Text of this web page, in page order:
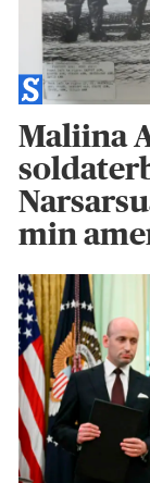
Maliina
min